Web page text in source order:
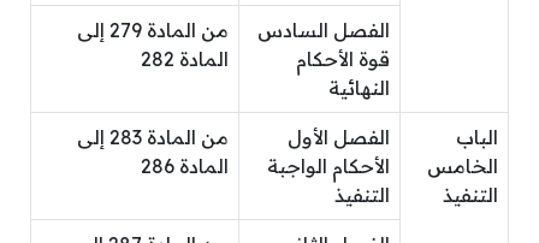
الفصل السادس
قوة الأحكام
النهائية
من المادة 279 إلى
المادة 282
الباب
الخامس
التنفيذ
الفصل الأول
الأحكام الواجبة
التنفيذ
من المادة 283 إلى
المادة 286